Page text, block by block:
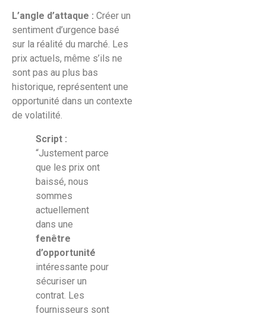
L’angle d’attaque : Créer un
sentiment d’urgence basé
sur la réalité du marché. Les
prix actuels, même s’ils ne
sont pas au plus bas
historique, représentent une
opportunité dans un contexte
de volatilité.
Script :
“Justement parce
que les prix ont
baissé, nous
sommes
actuellement
dans une
fenêtre
d’opportunité
intéressante pour
sécuriser un
contrat. Les
fournisseurs sont